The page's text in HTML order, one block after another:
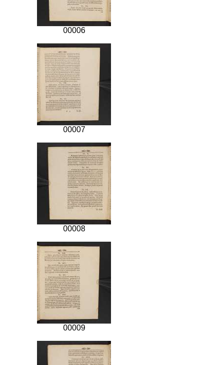
00006
00007
00008
00009